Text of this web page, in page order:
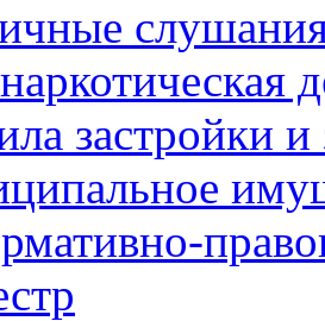
застройки